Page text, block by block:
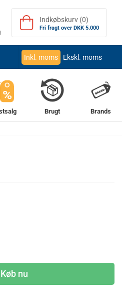
Indkøbskurv (0)
Fri fragt over DKK 5.000
Inkl. moms Ekskl. moms
%
Brugt Brands
Køb nu